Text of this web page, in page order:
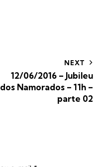
NEXT
12/06/2016 – Jubileu
dos Namorados – 11h –
parte 02